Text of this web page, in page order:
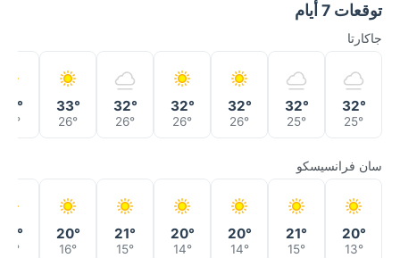
توقعات 7 أيام
جاكارتا
32°
25°
32°
25°
32°
26°
32°
26°
32°
26°
33°
26°
26°
سان فرانسيسكو
20°
13°
21°
15°
20°
14°
20°
14°
21°
15°
20°
16°
16°